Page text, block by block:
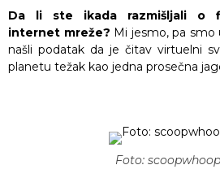
Da li ste ikada razmišljali o
internet mreže? Mi jesmo, pa
našli podatak da je čitav virtuelni
planetu težak kao jedna prosečna
Foto: